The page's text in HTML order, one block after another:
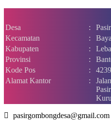
Desa :
Kecamatan
:
Kabupaten
:
Provinsi
:
Kode Pos
:
Alamat Kantor
:
pasirgombongdesa@gmail.com